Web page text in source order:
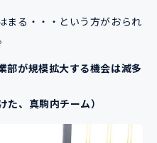
まる・・・という方がおられ
部が規模拡大する機会は滅多
た、真駒内チーム）